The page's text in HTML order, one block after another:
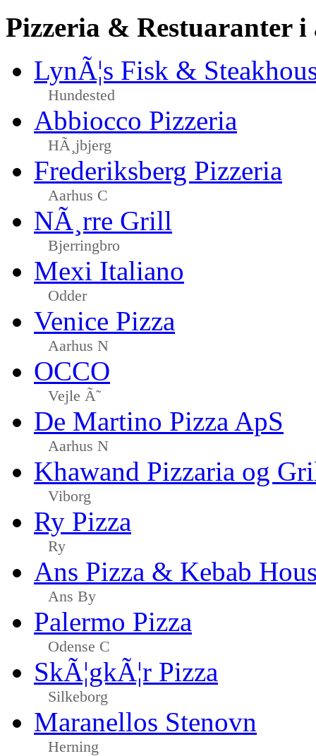
Pizzeria & Restuaranter i
LynÃ¦s Fisk &
Hundested
Abbiocco Pizzeria
HÃ¸jbjerg
Frederiksberg Pizzeria
Aarhus C
NÃ¸rre Grill
Bjerringbro
Mexi Italiano
Odder
Venice Pizza
Aarhus N
OCCO
Vejle Ã˜
De Martino Pizza ApS
Aarhus N
Khawand Pizzaria og
Viborg
Ry Pizza
Ry
Ans Pizza & Kebab
Ans By
Palermo Pizza
Odense C
SkÃ¦gkÃ¦r Pizza
Silkeborg
Maranellos Stenovn
Herning